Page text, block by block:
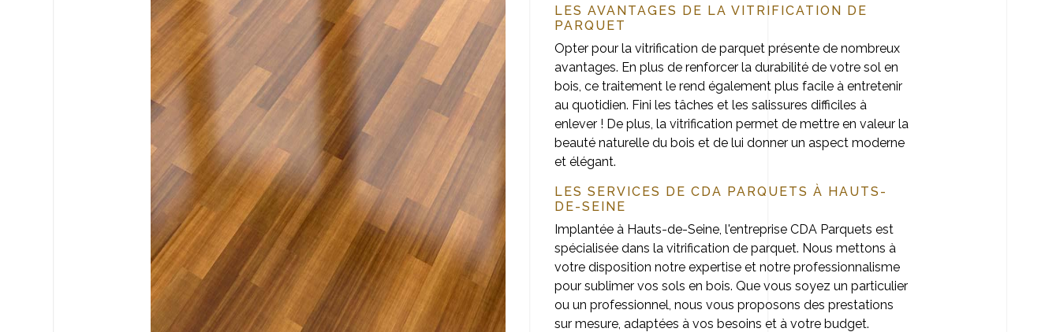
LES AVANTAGES DE LA VITRIFICATION DE
PARQUET
Opter pour la vitrification de parquet présente de nombreux
avantages. En plus de renforcer la durabilité de votre sol en
bois, ce traitement le rend également plus facile à entretenir
au quotidien. Fini les tâches et les salissures difficiles à
enlever ! De plus, la vitrification permet de mettre en valeur la
beauté naturelle du bois et de lui donner un aspect moderne
et élégant.
LES SERVICES DE CDA PARQUETS À HAUTS-
DE-SEINE
Implantée à Hauts-de-Seine, l'entreprise CDA Parquets est
spécialisée dans la vitrification de parquet. Nous mettons à
votre disposition notre expertise et notre professionnalisme
pour sublimer vos sols en bois. Que vous soyez un particulier
ou un professionnel, nous vous proposons des prestations
sur mesure, adaptées à vos besoins et à votre budget.